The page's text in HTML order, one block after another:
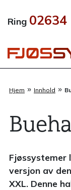
rett
innholdet
Ring 02634
Hjem » Innhold »
Fjøssystemer
versjon av
XXL. Denne